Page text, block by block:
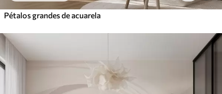
Pétalos grandes de acuarela